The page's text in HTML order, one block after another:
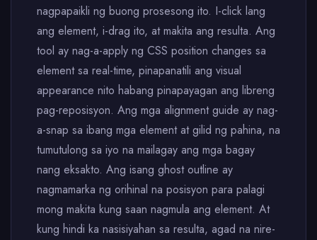
nagpapaikli ng buong prosesong ito. I-click lang
ang element, i-drag ito, at makita ang resulta. Ang
tool ay nag-a-apply ng CSS position changes sa
element sa real-time, pinapanatili ang visual
appearance nito habang pinapayagan ang libreng
pag-reposisyon. Ang mga alignment guide ay nag-
a-snap sa ibang mga element at gilid ng pahina, na
tumutulong sa iyo na mailagay ang mga bagay
nang eksakto. Ang isang ghost outline ay
nagmamarka ng orihinal na posisyon para palagi
mong makita kung saan nagmula ang element. At
kung hindi ka nasisiyahan sa resulta, agad na nire-